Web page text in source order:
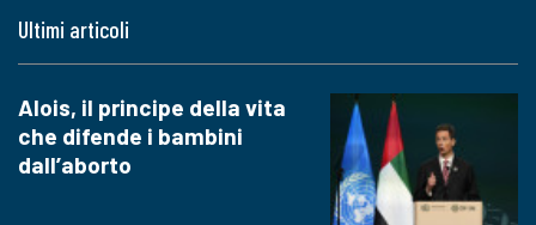
Ultimi articoli
Alois, il principe della vita
che difende i bambini
dall’aborto